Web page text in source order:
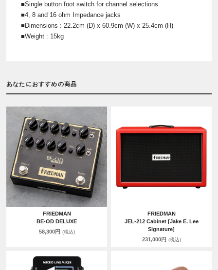
■Single button foot switch for channel selections
■4, 8 and 16 ohm Impedance jacks
■Dimensions : 22.2cm (D) x 60.9cm (W) x 25.4cm (H)
■Weight : 15kg
あなたにおすすめの商品
FRIEDMAN
BE-OD DELUXE
58,300円 (税込)
FRIEDMAN
JEL-212 Cabinet [Jake E. Lee
Signature]
231,000円 (税込)